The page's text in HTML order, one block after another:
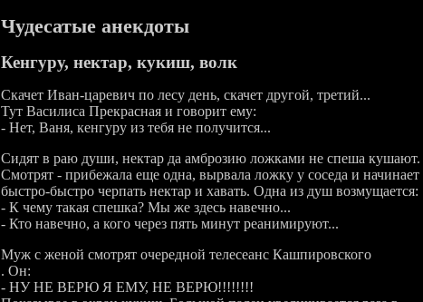
Чудесатые анекдоты
Кенгуру, нектар, кукиш, волк
Скачет Иван-царевич по лесу день, скачет другой, третий...
Тут Василиса Прекрасная и говорит ему:
- Нет, Ваня, кенгуру из тебя не получится...
Сидят в раю души, нектар да амброзию ложками не спеша кушают.
Смотрят - прибежала еще одна, вырвала ложку у соседа и начинает
быстро-быстро черпать нектар и хавать. Одна из душ возмущается:
- К чему такая спешка? Мы же здесь навечно...
- Кто навечно, а кого через пять минут реанимируют...
Муж с женой смотpят очеpедной телесеанс Кашпировского
. Он:
- HУ HЕ ВЕРЮ Я ЕМУ, HЕ ВЕРЮ!!!!!!!!